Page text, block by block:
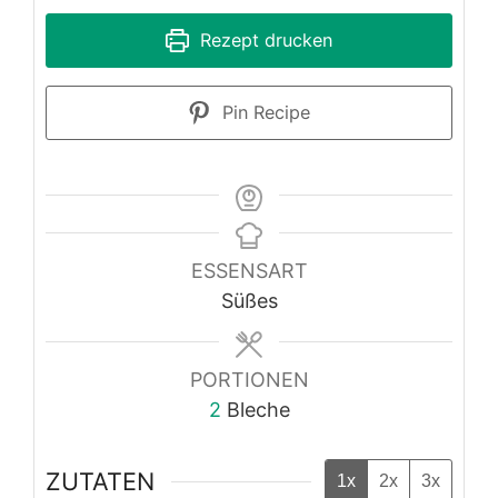
Rezept drucken
Pin Recipe
ESSENSART
Süßes
PORTIONEN
2 Bleche
ZUTATEN 1x 2x 3x